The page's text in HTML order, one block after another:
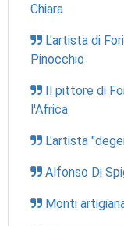
Chiara
L'artista di
Pinocchio
Il pittore di
l'Africa
L'artista
Alfonso Di
Monti